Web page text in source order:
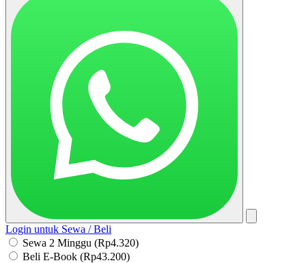
Login untuk Sewa / Beli
Sewa 2 Minggu (Rp4.320)
Beli E-Book (Rp43.200)